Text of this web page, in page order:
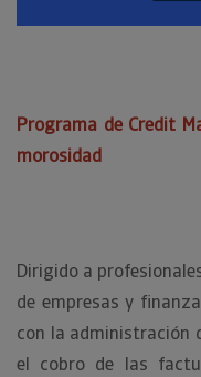
Programa de Credit
morosidad
Dirigido a
de empresas y
con la administración
el cobro de las